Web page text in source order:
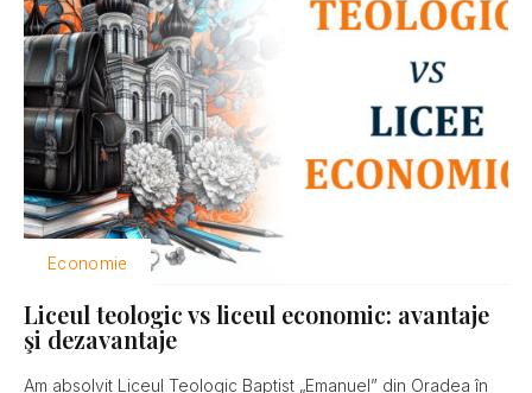
Economie
Liceul teologic vs liceul economic: avantaje
şi dezavantaje
Am absolvit Liceul Teologic Baptist „Emanuel” din Oradea în